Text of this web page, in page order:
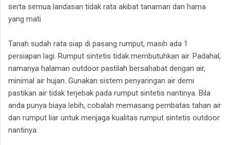
serta semua landasan tidak rata akibat tanaman dan hama
yang mati
Tanah sudah rata siap di pasang rumput, masih ada 1
persiapan lagi. Rumput sintetis tidak membutuhkan air. Padahal,
namanya halaman outdoor pastilah bersahabat dengan air,
minimal air hujan. Gunakan sistem penyaringan air demi
pastikan air tidak terjebak pada rumput sintetis nantinya. Bila
anda punya biaya lebih, cobalah memasang pembatas tahan air
dan rumput liar untuk menjaga kualitas rumput sintetis outdoor
nantinya.